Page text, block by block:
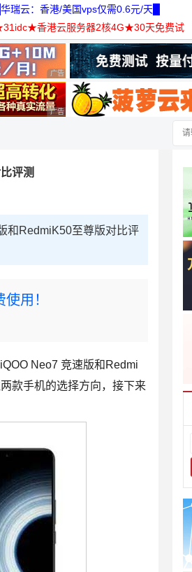
█华瑞云：香港/美国vps仅需0.6元/天█
香港云服务器2核4G★30天免费试
◆
广告 商业广告，理性选择
广告 商业广告，理性选择
评测
和RedmiK50至尊版对比评
用！
Neo7 竞速版和Redmi
款手机的选择方向，接下来